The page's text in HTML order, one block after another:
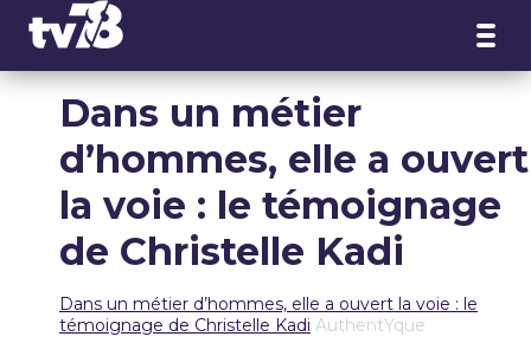
Dans un métier
d’hommes, elle a ouvert
la voie : le témoignage
de Christelle Kadi
Dans un métier d’hommes, elle a ouvert la voie : le
témoignage de Christelle Kadi AuthentYque
Panneau de gestion des cookies